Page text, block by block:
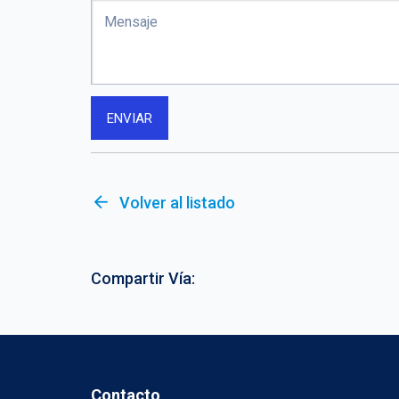
arrow_back Volver al listado
Compartir Vía:
Contacto